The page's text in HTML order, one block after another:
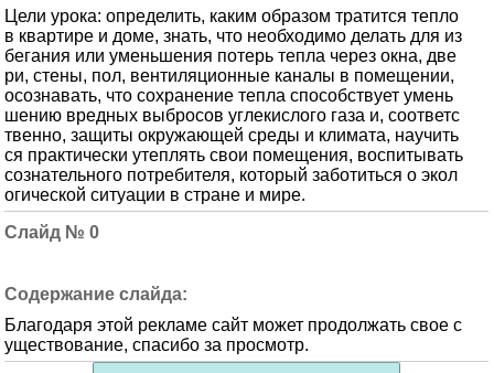
Цели урока: определить, каким образом тратится тепло
в квартире и доме, знать, что необходимо делать для из
бегания или уменьшения потерь тепла через окна, две
ри, стены, пол, вентиляционные каналы в помещении,
осознавать, что сохранение тепла способствует умень
шению вредных выбросов углекислого газа и, соответс
твенно, защиты окружающей среды и климата, научить
ся практически утеплять свои помещения, воспитывать
сознательного потребителя, который заботиться о экол
огической ситуации в стране и мире.
0
Благодаря этой рекламе сайт может продолжать свое с
уществование, спасибо за просмотр.